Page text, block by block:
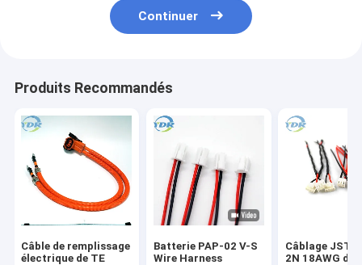
Continuer
Produits Recommandés
Câble de remplissage
électrique de TE
Batterie PAP-02 V-S
Wire Harness
Câblage JST
2N 18AWG de